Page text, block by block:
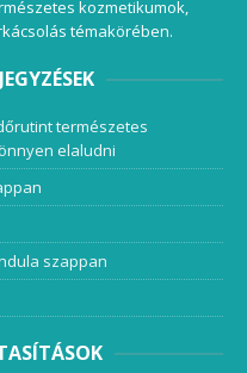
kozmetikumok,
témakörében.
természetes
elaludni
szappan